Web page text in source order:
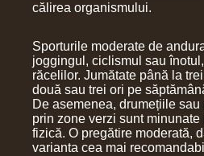
călirea organismului.
Sporturile moderate de
joggingul, ciclismul sau
răcelilor. Jumătate până la
două sau trei ori pe
De asemenea, drumețiile
prin zone verzi sunt
fizică. O pregătire moderată,
varianta cea mai